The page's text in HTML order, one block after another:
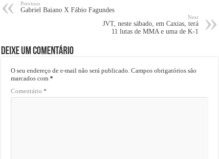
Previous
Gabriel Baiano X Fábio Fagundes
Next
JVT, neste sábado, em Caxias, terá
11 lutas de MMA e uma de K-1
Deixe um comentário
O seu endereço de e-mail não será publicado. Campos obrigatórios são
marcados com*
Comentário*